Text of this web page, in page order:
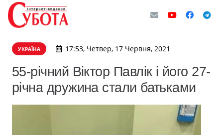
УКРАЇНА 17:53, Четвер, 17 Червня, 2021
55-річний Віктор Павлік і його 27-
річна дружина стали батьками